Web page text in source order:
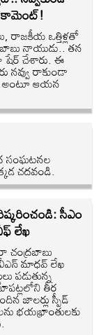
కామెంట్!
రాజకీయ ఒత్తిళ్లతో
నాయుడు.. తన
చేశారు. ఈ
నవ్వు రాకుండా
అంటూ ఆయన
సంఘటనల
చదవండి.
సీఎం
లేఖ
చంద్రబాబు
మాధవ్ లేఖ
పడుతున్న
తీర
జాలర్లు స్పీడ్
భయభ్రాంతులకు